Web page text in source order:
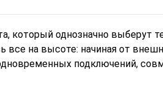
который однозначно выберут
на высоте: начиная от
подключений,